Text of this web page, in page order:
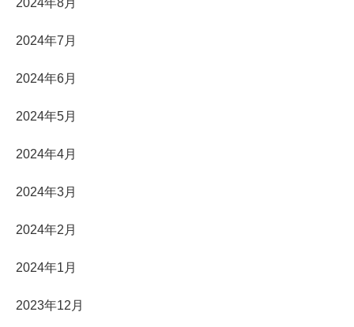
2024年8月
2024年7月
2024年6月
2024年5月
2024年4月
2024年3月
2024年2月
2024年1月
2023年12月